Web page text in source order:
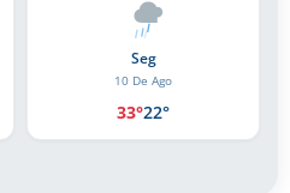
11 De Ago
31°22°